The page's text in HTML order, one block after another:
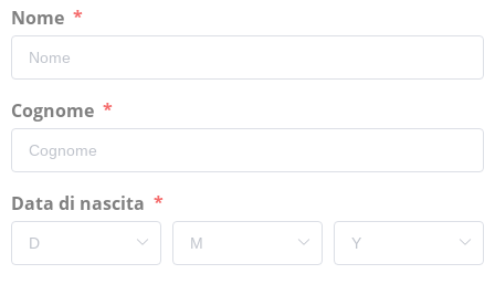
Nome
Cognome
Data di nascita